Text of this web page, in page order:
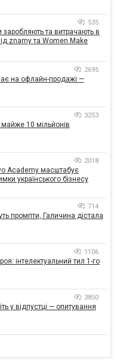
535
та витрачають в
znamy та Women Make
2695
на офлайн-продажі —
3253
10 мільйонів
2018
Academy масштабує
українського бізнесу
714
промпти, Галичина дістала
1106
інтелектуальний тил 1-го
3850
у відпустці — опитування